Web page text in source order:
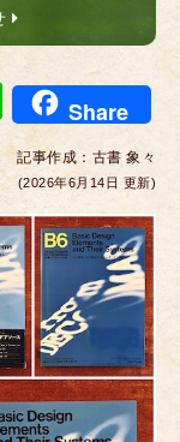
Li
n
e
Share
記事作成： 古書 象々
(2026年6月14日 更新)